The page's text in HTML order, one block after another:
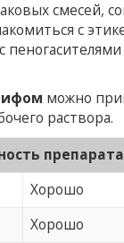
смесей,
с
можно
раствора.
препарата
Хорошо
Хорошо